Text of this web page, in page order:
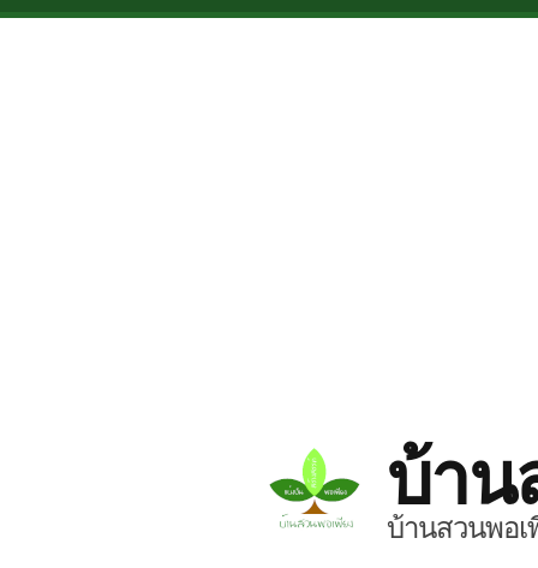
Skip to main content
บ้าน
บ้านสวนพอเ